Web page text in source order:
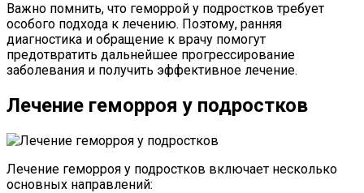
Важно помнить, что геморрой у подростков требует
особого подхода к лечению. Поэтому, ранняя
диагностика и обращение к врачу помогут
предотвратить дальнейшее прогрессирование
заболевания и получить эффективное лечение.
Лечение геморроя у подростков
Лечение геморроя у подростков включает несколько
основных направлений: